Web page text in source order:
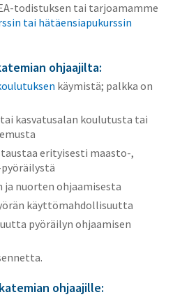
todistuksen tai tarjoamamme
tai hätäensiapukurssin
ohjaajilta:
käymistä; palkka on
kasvatusalan koulutusta tai
erityisesti maasto-,
ja nuorten ohjaamisesta
käyttömahdollisuutta
pyöräilyn ohjaamisen
ohjaajille: